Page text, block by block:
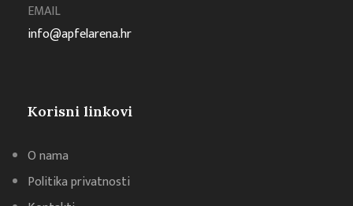
EMAIL
info@apfelarena.hr
Korisni linkovi
O nama
Politika privatnosti